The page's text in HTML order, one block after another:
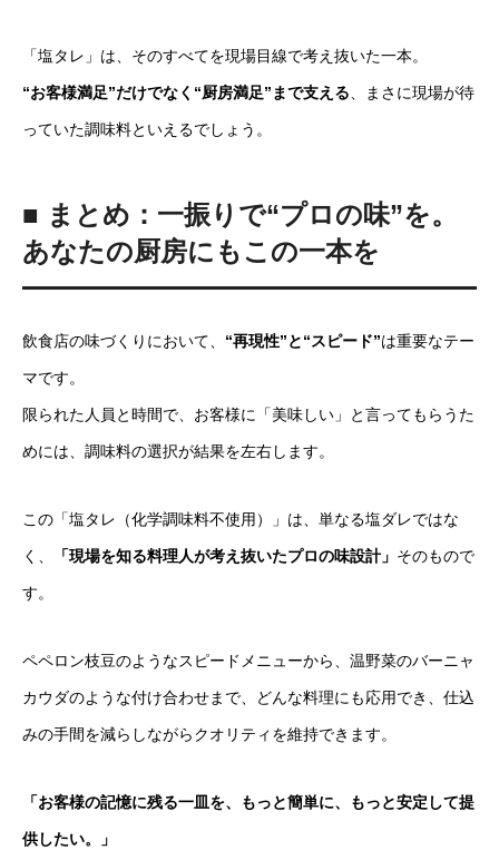
「塩タレ」は、そのすべてを現場目線で考え抜いた一本。
“お客様満足”だけでなく“厨房満足”まで支える 、まさに現場が待
っていた調味料といえるでしょう。
■ まとめ：一振りで“プロの味”を。
あなたの厨房にもこの一本を
飲食店の味づくりにおいて、 “再現性”と“スピード”は重要なテー
マです。
限られた人員と時間で、お客様に「美味しい」と言ってもらうた
めには、調味料の選択が結果を左右します。
この「塩タレ（化学調味料不使用）」は、単なる塩ダレではな
く、 「現場を知る料理人が考え抜いたプロの味設計」 そのもので
す。
ペペロン枝豆のようなスピードメニューから、温野菜のバーニャ
カウダのような付け合わせまで、どんな料理にも応用でき、仕込
みの手間を減らしながらクオリティを維持できます。
「お客様の記憶に残る一皿を、もっと簡単に、もっと安定して提
供したい。」